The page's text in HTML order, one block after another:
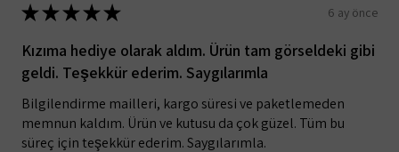
★★★★★ 6 ay önce
Kızıma hediye olarak aldım. Ürün tam görseldeki gibi
geldi. Teşekkür ederim. Saygılarımla
Bilgilendirme mailleri, kargo süresi ve paketlemeden
memnun kaldım. Ürün ve kutusu da çok güzel. Tüm bu
süreç için teşekkür ederim. Saygılarımla.